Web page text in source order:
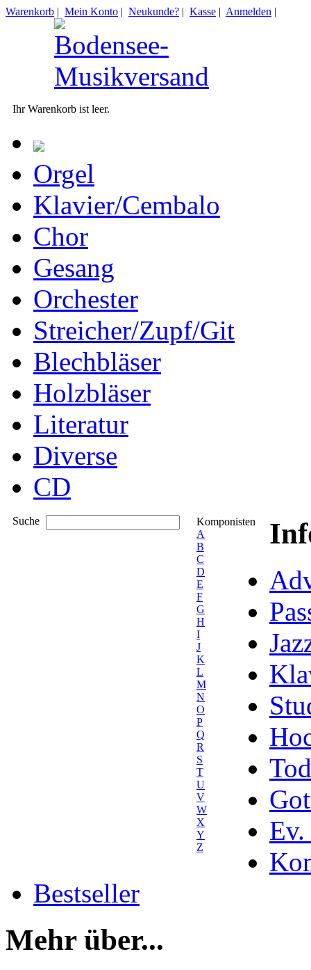
Warenkorb | Mein Konto | Neukunde? | Kasse | Anmelden |
Ihr Warenkorb ist leer.
Orgel
Klavier/Cembalo
Chor
Gesang
Orchester
Streicher/Zupf/Git
Blechbläser
Holzbläser
Literatur
Diverse
CD
Suche
Komponisten
A
B
C
D
E
F
G
H
I
J
K
L
M
N
O
P
Q
R
S
T
U
V
W
X
Y
Z
Ev.
Bestseller
Mehr über...